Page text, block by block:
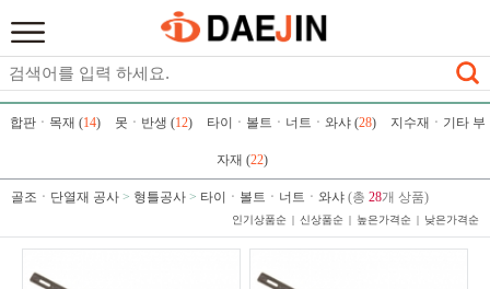
합판ㆍ목재 (14) 못ㆍ반생 (12) 타이ㆍ볼트ㆍ너트ㆍ와샤 (28) 지수재ㆍ기타 부
자재 (22)
골조ㆍ단열재 공사 > 형틀공사 > 타이ㆍ볼트ㆍ너트ㆍ와샤 (총 28개 상품)
인기상품순 신상품순 높은가격순 낮은가격순